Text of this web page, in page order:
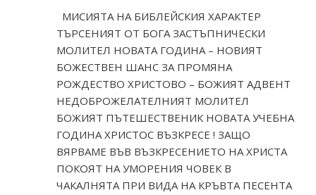
МИСИЯТА НА БИБЛЕЙСКИЯ ХАРАКТЕР
ТЪРСЕНИЯТ ОТ БОГА ЗАСТЪПНИЧЕСКИ
МОЛИТЕЛ НОВАТА ГОДИНА – НОВИЯТ
БОЖЕСТВЕН ШАНС ЗА ПРОМЯНА
РОЖДЕСТВО ХРИСТОВО – БОЖИЯТ АДВЕНТ
НЕДОБРОЖЕЛАТЕЛНИЯТ МОЛИТЕЛ
БОЖИЯТ ПЪТЕШЕСТВЕНИК НОВАТА УЧЕБНА
ГОДИНА ХРИСТОС ВЪЗКРЕСЕ ! ЗАЩО
ВЯРВАМЕ ВЪВ ВЪЗКРEСЕНИЕТО НА ХРИСТА
ПОКОЯТ НА УМОРЕНИЯ ЧОВЕК В
ЧАКАЛНЯТА ПРИ ВИДА НА КРЪВТА ПЕСЕНТА